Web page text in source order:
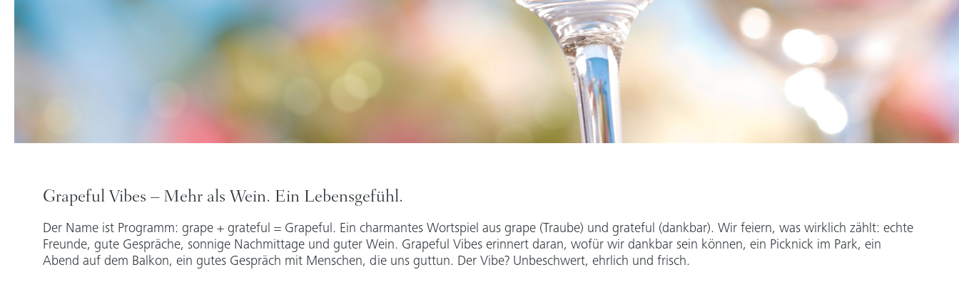
Grapeful Vibes – Mehr als Wein. Ein Lebensgefühl.
Der Name ist Programm: grape + grateful = Grapeful. Ein charmantes Wortspiel aus grape (Traube) und grateful (dankbar). Wir feiern, was wirklich zählt: echte
Freunde, gute Gespräche, sonnige Nachmittage und guter Wein. Grapeful Vibes erinnert daran, wofür wir dankbar sein können, ein Picknick im Park, ein
Abend auf dem Balkon, ein gutes Gespräch mit Menschen, die uns guttun. Der Vibe? Unbeschwert, ehrlich und frisch.